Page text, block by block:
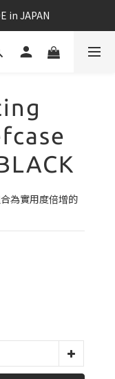
in JAPAN
為實用度倍增的